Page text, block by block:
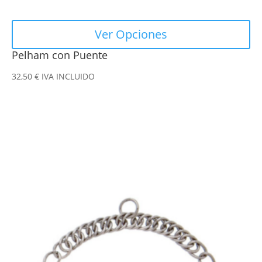
Pelham con Puente
32,50 € IVA INCLUIDO
Ver Opciones